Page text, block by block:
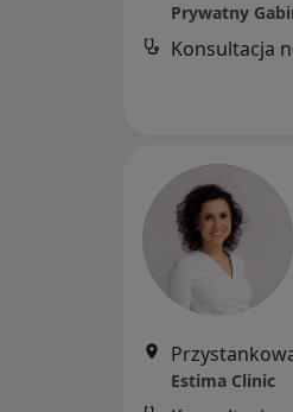
Konsultacja
Estima Clinic